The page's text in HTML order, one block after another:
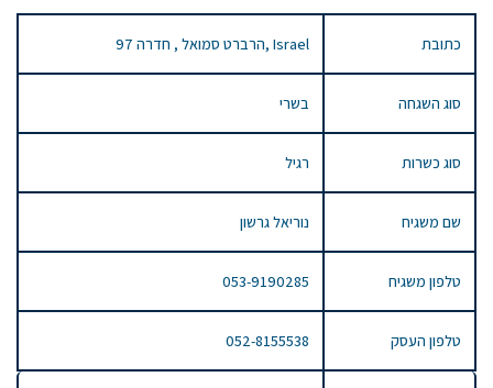
כתובת 97 הרברט סמואל , חדרה, Israel
סוג השגחה בשרי
סוג כשרות רגיל
שם משגיח נוריאל גרשון
טלפון משגיח 053-9190285
טלפון העסק 052-8155538